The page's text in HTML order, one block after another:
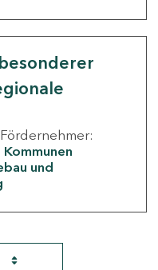
Fördernehmer:
Kommunen
und